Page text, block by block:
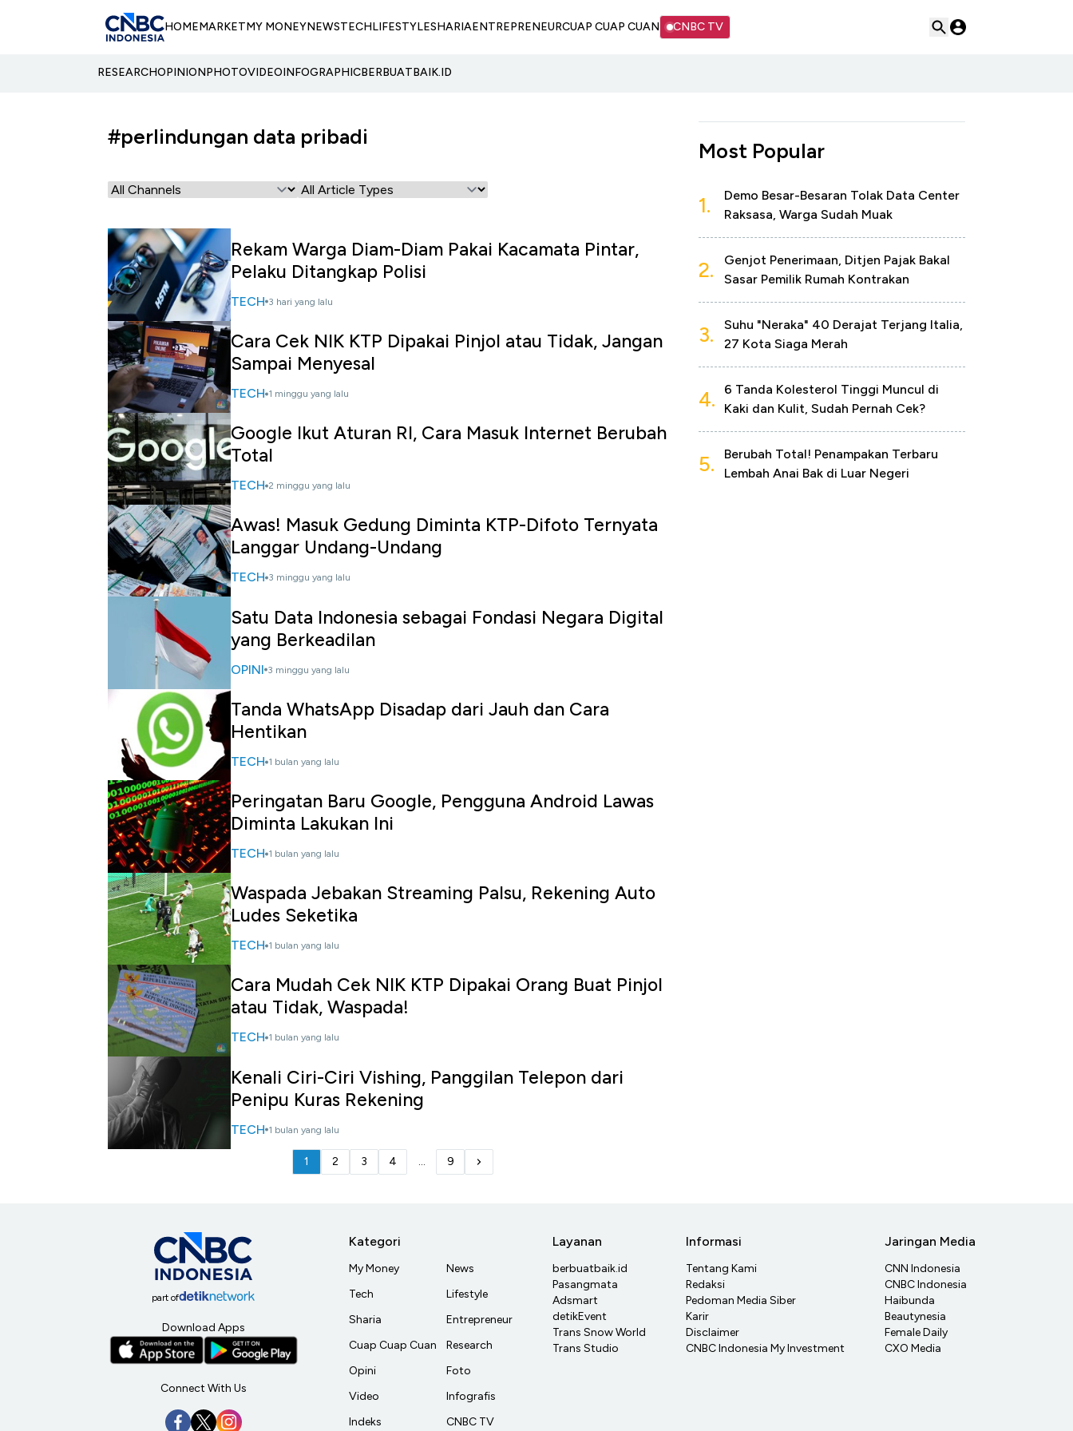
HOMEMARKETMY MONEYNEWSTECHLIFESTYLESHARIAENTREPRENEURCUAP CUAP CUAN CNBC TV
RESEARCHOPINIONPHOTOVIDEOINFOGRAPHICBERBUATBAIK.ID
#perlindungan data pribadi
Rekam Warga Diam-Diam Pakai Kacamata Pintar,
Pelaku Ditangkap Polisi
TECH 3 hari yang lalu
Cara Cek NIK KTP Dipakai Pinjol atau Tidak, Jangan
Sampai Menyesal
TECH 1 minggu yang lalu
Google Ikut Aturan RI, Cara Masuk Internet Berubah
Total
TECH 2 minggu yang lalu
Awas! Masuk Gedung Diminta KTP-Difoto Ternyata
Langgar Undang-Undang
TECH 3 minggu yang lalu
Satu Data Indonesia sebagai Fondasi Negara Digital
yang Berkeadilan
OPINI 3 minggu yang lalu
Tanda WhatsApp Disadap dari Jauh dan Cara
Hentikan
TECH 1 bulan yang lalu
Peringatan Baru Google, Pengguna Android Lawas
Diminta Lakukan Ini
TECH 1 bulan yang lalu
Waspada Jebakan Streaming Palsu, Rekening Auto
Ludes Seketika
TECH 1 bulan yang lalu
Cara Mudah Cek NIK KTP Dipakai Orang Buat Pinjol
atau Tidak, Waspada!
TECH 1 bulan yang lalu
Kenali Ciri-Ciri Vishing, Panggilan Telepon dari
Penipu Kuras Rekening
TECH 1 bulan yang lalu
1 2 3 4 ... 9
Most Popular
1.
Demo Besar-Besaran Tolak Data Center
Raksasa, Warga Sudah Muak
2.
Genjot Penerimaan, Ditjen Pajak Bakal
Sasar Pemilik Rumah Kontrakan
3.
Suhu "Neraka" 40 Derajat Terjang Italia,
27 Kota Siaga Merah
4.
6 Tanda Kolesterol Tinggi Muncul di
Kaki dan Kulit, Sudah Pernah Cek?
5.
Berubah Total! Penampakan Terbaru
Lembah Anai Bak di Luar Negeri
part of
Download Apps
Connect With Us
Kategori
My Money
Tech
Sharia
Cuap Cuap Cuan
Opini
Video
Indeks
News
Lifestyle
Entrepreneur
Research
Foto
Infografis
CNBC TV
Layanan
berbuatbaik.id
Pasangmata
Adsmart
detikEvent
Trans Snow World
Trans Studio
Informasi
Tentang Kami
Redaksi
Pedoman Media Siber
Karir
Disclaimer
CNBC Indonesia My Investment
Jaringan Media
CNN Indonesia
CNBC Indonesia
Haibunda
Beautynesia
Female Daily
CXO Media